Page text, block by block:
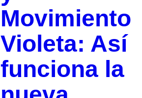
Movimiento
Violeta: Así
funciona la